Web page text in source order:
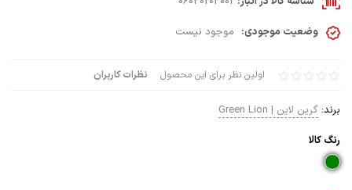
اولین نظر برای این محصول نظرات کاربران
برند: گرین لاین | Green Lion
رنگ كالا
وضعیت موجودی: موجود نیست